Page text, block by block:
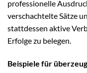
professionelle
verschachtelte Sätze
stattdessen aktive
Erfolge zu belegen.
Beispiele für